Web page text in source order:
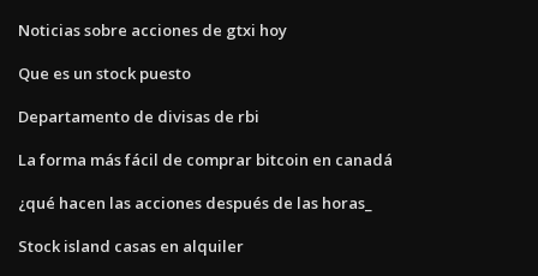
Noticias sobre acciones de gtxi hoy
Que es un stock puesto
Departamento de divisas de rbi
La forma más fácil de comprar bitcoin en canadá
¿qué hacen las acciones después de las horas_
Stock island casas en alquiler